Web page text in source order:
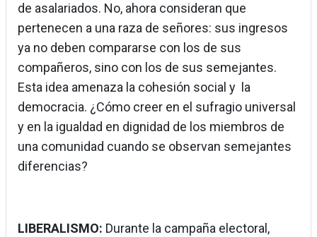
de asalariados. No, ahora consideran que
pertenecen a una raza de señores: sus ingresos
ya no deben compararse con los de sus
compañeros, sino con los de sus semejantes.
Esta idea amenaza la cohesión social y la
democracia. ¿Cómo creer en el sufragio universal
y en la igualdad en dignidad de los miembros de
una comunidad cuando se observan semejantes
diferencias?
LIBERALISMO: Durante la campaña electoral,